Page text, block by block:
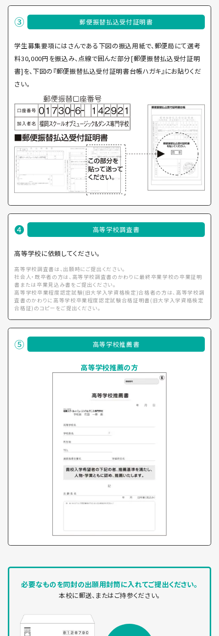
郵便振替払込受付証明書
学生募集要項にはさんである下図の振込用紙で、郵便局にて選考
料30,000円を振込み、点線で囲んだ部分[郵便振替払込受付証明
書]を、下図の『郵便振替払込受付証明書台帳ハガキ』にお貼りくだ
さい。
高等学校調査書
高等学校に依頼してください。
高等学校調査書は、出願時にご提出ください。
社会人・既卒者の方は、高等学校調査書のかわりに最終卒業学校の卒業証明
書または卒業見込み書をご提出ください。
高等学校卒業程度認定試験(旧大学入学資格検定)合格者の方は、高等学校調
査書のかわりに高等学校卒業程度認定試験合格証明書(旧大学入学資格検定
合格証)のコピーをご提出ください。
高等学校推薦書
高等学校推薦の方
必要なものを同封の出願用封筒に入れてご提出ください。
本校に郵送、またはご持参ください。